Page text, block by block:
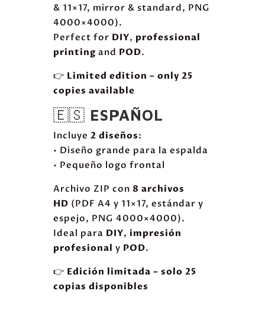
& 11×17, mirror & standard, PNG
4000×4000).
Perfect for DIY, professional
printing and POD.
👉 Limited edition – only 25
copies available
🇪🇸 ESPAÑOL
Incluye 2 diseños:
• Diseño grande para la espalda
• Pequeño logo frontal
Archivo ZIP con 8 archivos
HD (PDF A4 y 11×17, estándar y
espejo, PNG 4000×4000).
Ideal para DIY, impresión
profesional y POD.
👉 Edición limitada – solo 25
copias disponibles